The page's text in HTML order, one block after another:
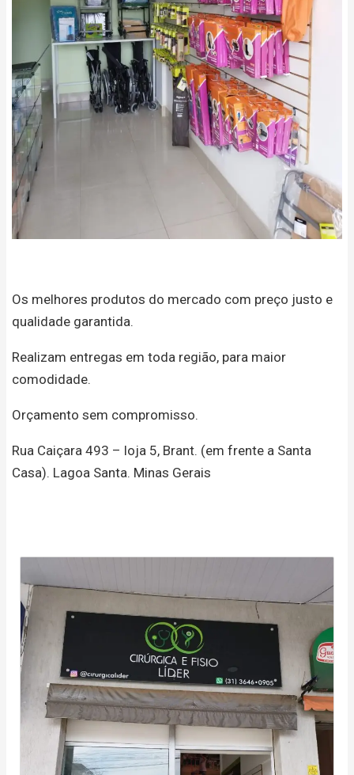
Os melhores produtos do mercado com preço justo e
qualidade garantida.
Realizam entregas em toda região, para maior
comodidade.
Orçamento sem compromisso.
Rua Caiçara 493 – loja 5, Brant. (em frente a Santa
Casa). Lagoa Santa. Minas Gerais